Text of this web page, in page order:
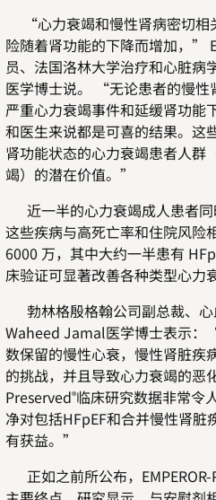
“心力衰竭和慢性肾病密切
险随着肾功能的下降而增加，”
员、法国洛林大学治疗和心脏病
医学博士说。 “无论患者的慢性
严重心力衰竭事件和延缓肾功能
和医生来说都是可喜的结果。这
肾功能状态的心力衰竭患者人群
竭）的潜在价值。”
近一半的心力衰竭成人患者同
这些疾病与高死亡率和住院风险
6000 万，其中大约一半患有
床验证可显著改善各种类型心力
勃林格殷格翰公司副总裁、心
Waheed Jamal医学博士表示：
数保留的慢性心衰，慢性肾脏疾
的挑战，并且导致心力衰竭的恶
Preserved®临床研究数据非常令
净对包括HFpEF和合并慢性肾
有获益。”
正如之前所公布，EMPEROR-